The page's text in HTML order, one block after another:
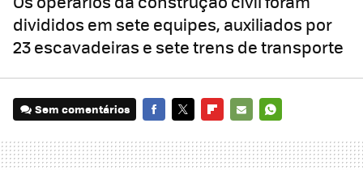
divididos em sete equipes, auxiliados por
23 escavadeiras e sete trens de transporte
Sem comentários
MAIL